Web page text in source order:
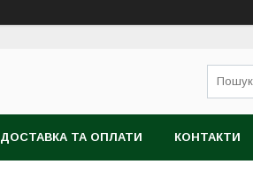
ДОСТАВКА ТА ОПЛАТИ КОНТАКТИ